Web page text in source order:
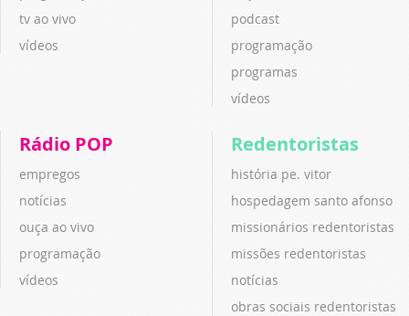
tv ao vivo
vídeos
podcast
programação
programas
vídeos
Rádio POP
empregos
notícias
ouça ao vivo
programação
vídeos
Redentoristas
história pe. vitor
hospedagem santo afonso
missionários redentoristas
missões redentoristas
notícias
obras sociais redentoristas